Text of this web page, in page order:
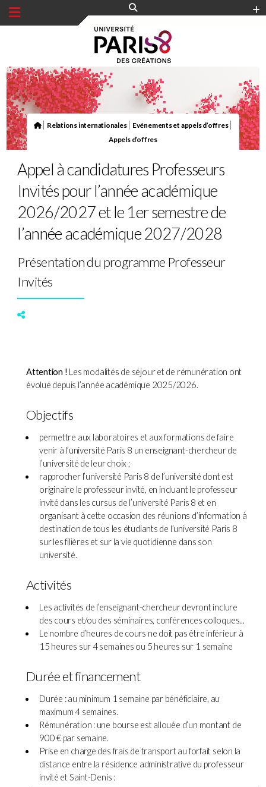
Relations internationales Evénements et appels d’offres
Appels d’offres
Appel à candidatures Professeurs
Invités pour l’année académique
2026/2027 et le 1er semestre de
l’année académique 2027/2028
Présentation du programme Professeur
Invités
Attention ! Les modalités de séjour et de rémunération ont
évolué depuis l’année académique 2025/2026.
Objectifs
permettre aux laboratoires et aux formations de faire
venir à l’université Paris 8 un enseignant-chercheur de
l’université de leur choix ;
rapprocher l’université Paris 8 de l’université dont est
originaire le professeur invité, en incluant le professeur
invité dans les cursus de l’université Paris 8 et en
organisant à cette occasion des réunions d’information à
destination de tous les étudiants de l’université Paris 8
sur les filières et sur la vie quotidienne dans son
université.
Activités
Les activités de l’enseignant-chercheur devront inclure
des cours et/ou des séminaires, conférences colloques...
Le nombre d’heures de cours ne doit pas être inférieur à
15 heures sur 4 semaines ou 5 heures sur 1 semaine
Durée et financement
Durée : au minimum 1 semaine par bénéficiaire, au
maximum 4 semaines.
Rémunération : une bourse est allouée d’un montant de
900 € par semaine.
Prise en charge des frais de transport au forfait selon la
distance entre la résidence administrative du professeur
invité et Saint-Denis :
Panneau de gestion des cookies